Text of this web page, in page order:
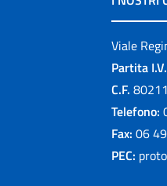
Viale
Partita
C.F.
Telefono:
Fax: 06
PEC: